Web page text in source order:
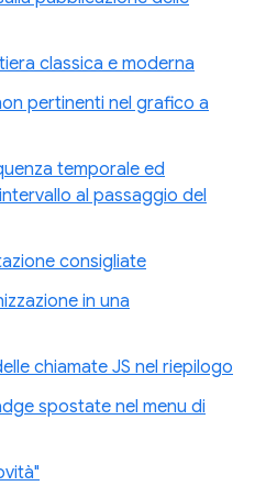
classica e moderna
pertinenti nel grafico a
temporale ed
al passaggio del
consigliate
in una
chiamate JS nel riepilogo
spostate nel menu di